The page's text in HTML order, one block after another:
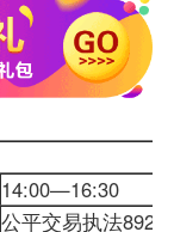
14:00—16:30
公平交易执法8927